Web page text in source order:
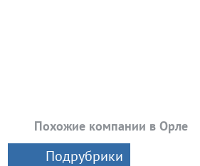
Похожие компании в Орле
Подрубрики